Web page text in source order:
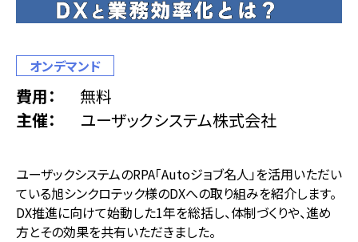
オンデマンド
費用
無料
主催
ユーザックシステム株式会社
ユーザックシステムのRPA「Autoジョブ名人」を活用いただい
ている旭シンクロテック様のDXへの取り組みを紹介します。
DX推進に向けて始動した1年を総括し、体制づくりや、進め
方とその効果を共有いただきました。